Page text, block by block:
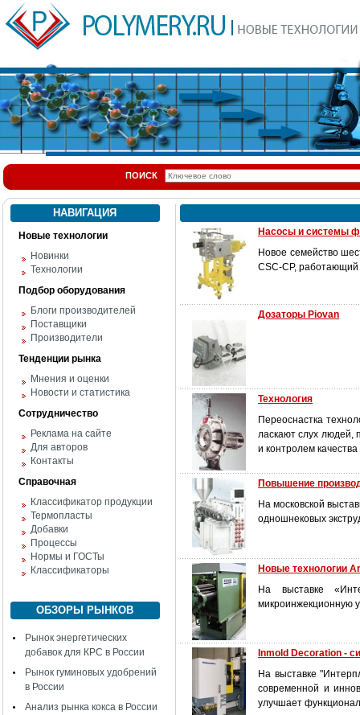
ПОИСК
НАВИГАЦИЯ
Новые технологии
Новинки
Технологии
Подбор оборудования
Блоги производителей
Поставщики
Производители
Тенденции рынка
Мнения и оценки
Новости и статистика
Сотрудничество
Реклама на сайте
Для авторов
Контакты
Справочная
Классификатор продукции
Термопласты
Добавки
Процессы
Нормы и ГОСТы
Классификаторы
ОБЗОРЫ РЫНКОВ
Рынок энергетических
добавок для КРС в России
Рынок гуминовых удобрений
в России
Анализ рынка кокса в России
Насосы и системы
Новое семейство
CSC-CP,
Дозаторы Piovan
Технология
Переоснастка
ласкают слух людей,
и контролем
Повышение
На московской
одношнековых
Новые технологии
На выставке
микроинжекционную
Inmold Decoration -
На выставке
современной и
улучшает